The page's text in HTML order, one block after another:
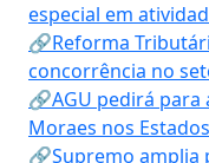
especial em
🔗Reforma
concorrência no
🔗AGU pedirá
Moraes nos
🔗Supremo amplia